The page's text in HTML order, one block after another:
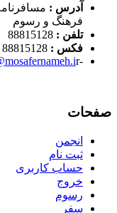
آدرس :
فرهنگ و رسوم
تلفن :
فکس :
-info
r
صفحات
انجمن
ثبت نام
حساب کاربری
خروج
رسوم
سفر